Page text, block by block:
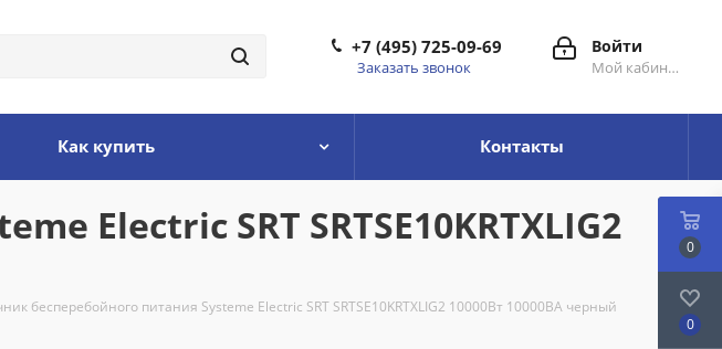
Войти
Мой кабинет
+7 (495) 725-09-69
Заказать звонок
Как купить Контакты
Electriс SRT SRTSE10KRTXLIG2
бесперебойного питания Systeme Electriс SRT SRTSE10KRTXLIG2 10000Вт 10000ВА черный
0
0